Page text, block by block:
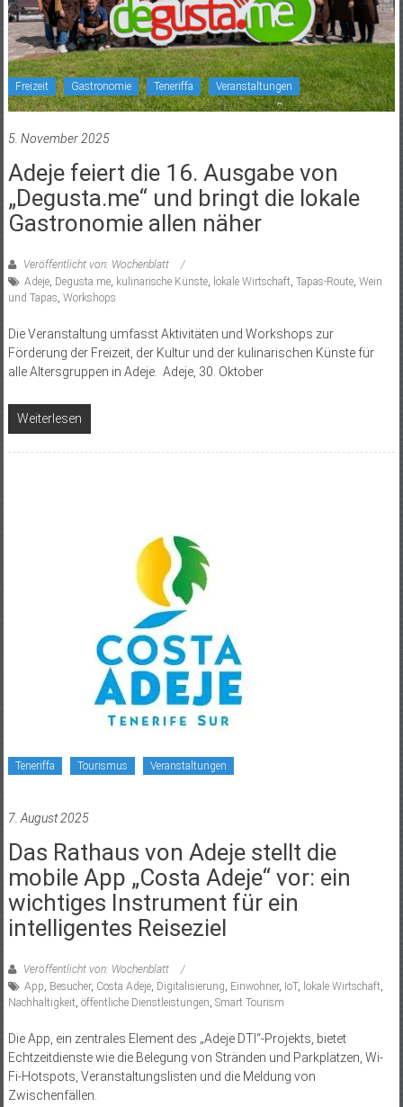
Freizeit Gastronomie Teneriffa Veranstaltungen
5. November 2025
Adeje feiert die 16. Ausgabe von
„Degusta.me“ und bringt die lokale
Gastronomie allen näher
Veröffentlicht von: Wochenblatt
Adeje, Degusta.me, kulinarische Künste, lokale Wirtschaft, Tapas-Route, Wein
und Tapas, Workshops
Die Veranstaltung umfasst Aktivitäten und Workshops zur
Förderung der Freizeit, der Kultur und der kulinarischen Künste für
alle Altersgruppen in Adeje. Adeje, 30. Oktober
Weiterlesen
Teneriffa Tourismus Veranstaltungen
7. August 2025
Das Rathaus von Adeje stellt die
mobile App „Costa Adeje“ vor: ein
wichtiges Instrument für ein
intelligentes Reiseziel
Veröffentlicht von: Wochenblatt
App, Besucher, Costa Adeje, Digitalisierung, Einwohner, IoT, lokale Wirtschaft,
Nachhaltigkeit, öffentliche Dienstleistungen, Smart Tourism
Die App, ein zentrales Element des „Adeje DTI“-Projekts, bietet
Echtzeitdienste wie die Belegung von Stränden und Parkplätzen, Wi-
Fi-Hotspots, Veranstaltungslisten und die Meldung von
Zwischenfällen.